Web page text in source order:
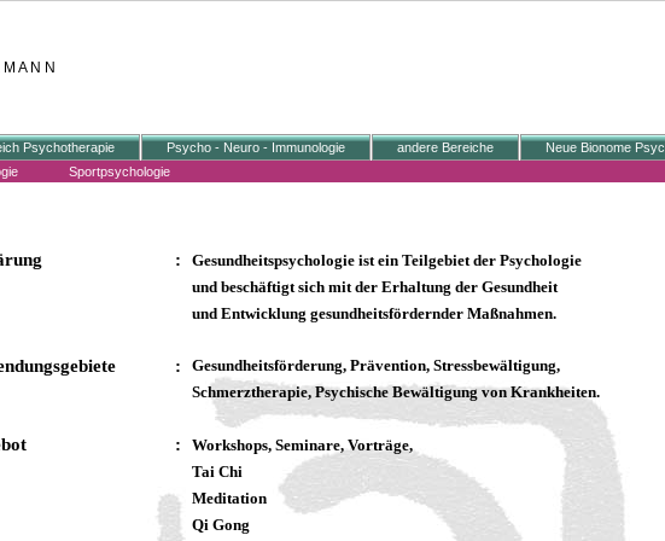
M A N N
Psychotherapie Psycho - Neuro - Immunologie andere Bereiche
Neue Bionome
Sportpsychologie
:
Gesundheitspsychologie ist ein Teilgebiet der Psychologie
und beschäftigt sich mit der Erhaltung der Gesundheit
und Entwicklung gesundheitsfördernder Maßnahmen.
:
Gesundheitsförderung, Prävention, Stressbewältigung,
Schmerztherapie, Psychische Bewältigung von Krankheiten.
:
Workshops, Seminare, Vorträge,
Tai Chi
Meditation
Qi Gong